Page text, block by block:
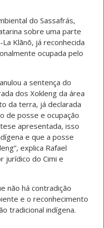
do Sassafrás,
sobre uma parte
Klãnõ, já reconhecida
ocupada pelo
a sentença do
dos Xokleng da área
da terra, já declarada
de posse e ocupação
apresentada, isso
e que a posse
explica Rafael
jurídico do Cimi e
não há contradição
e o reconhecimento
tradicional indígena.